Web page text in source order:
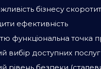
бізнесу
ефективність
функціональна точка
вибір доступних послуг